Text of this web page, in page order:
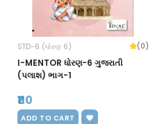
STD-6 (ધોરણ 6) (0)
I-MENTOR ધોરણ-6 ગુજરાતી
(પલાશ) ભાગ-1
₹110
ADD TO CART